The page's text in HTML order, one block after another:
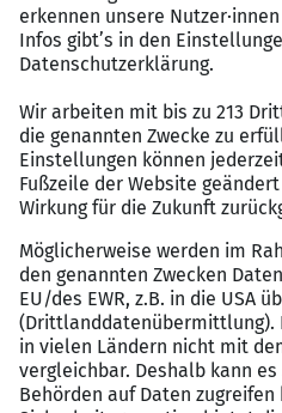
Arbeitsweise.
Teamfähigkeit und
Vergütungspaket
Arbeit in einem
Umfeld in München.
Möglichkeit, wertvolle
Engineering &
Ein temporäres
abwechslungsreichen